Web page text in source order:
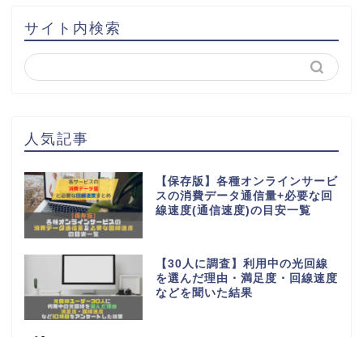
サイト内検索
人気記事
【保存版】各種オンラインサービ
スの消費データ通信量+必要な回
線速度(通信速度)の目安一覧
【30人に調査】利用中の光回線
を選んだ理由・満足度・回線速度
などを聞いた結果